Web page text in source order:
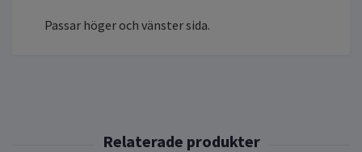
Passar höger och vänster sida.